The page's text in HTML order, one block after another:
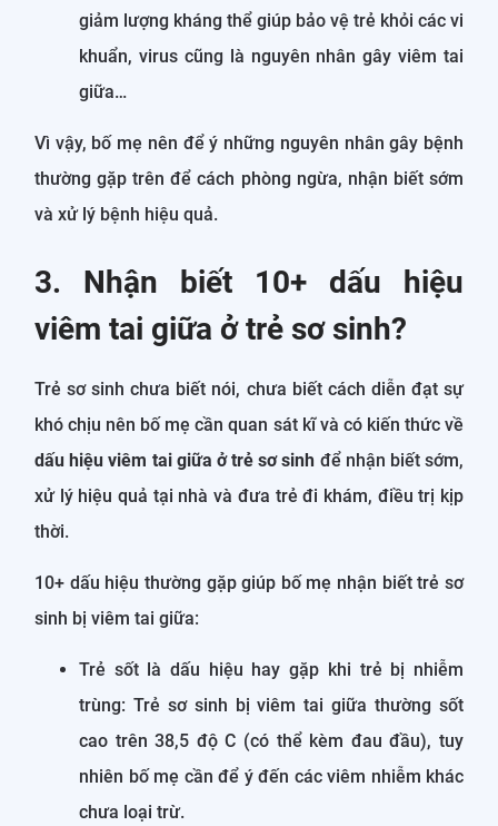
giảm lượng kháng thể giúp bảo vệ trẻ khỏi các vi
khuẩn, virus cũng là nguyên nhân gây viêm tai
giữa…
Vì vậy, bố mẹ nên để ý những nguyên nhân gây bệnh
thường gặp trên để cách phòng ngừa, nhận biết sớm
và xử lý bệnh hiệu quả.
3. Nhận biết 10+ dấu hiệu
viêm tai giữa ở trẻ sơ sinh?
Trẻ sơ sinh chưa biết nói, chưa biết cách diễn đạt sự
khó chịu nên bố mẹ cần quan sát kĩ và có kiến thức về
dấu hiệu viêm tai giữa ở trẻ sơ sinh để nhận biết sớm,
xử lý hiệu quả tại nhà và đưa trẻ đi khám, điều trị kịp
thời.
10+ dấu hiệu thường gặp giúp bố mẹ nhận biết trẻ sơ
sinh bị viêm tai giữa:
Trẻ sốt là dấu hiệu hay gặp khi trẻ bị nhiễm
trùng: Trẻ sơ sinh bị viêm tai giữa thường sốt
cao trên 38,5 độ C (có thể kèm đau đầu), tuy
nhiên bố mẹ cần để ý đến các viêm nhiễm khác
chưa loại trừ.